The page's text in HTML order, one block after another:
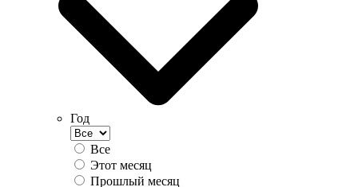
Год
Все
Этот месяц
Прошлый месяц